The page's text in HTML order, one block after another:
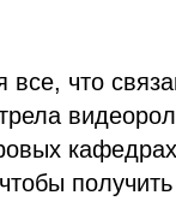
все, что